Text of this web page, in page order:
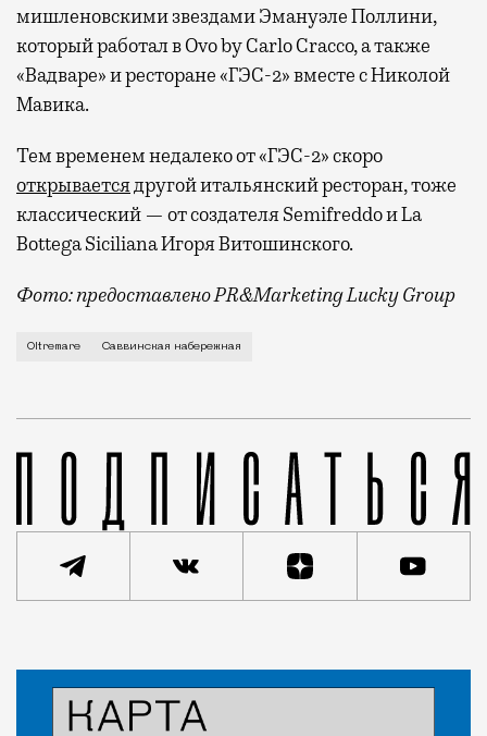
мишленовскими звездами Эмануэле Поллини,
который работал в Ovo by Carlo Cracco, а также
«Вадваре» и ресторане «ГЭС-2» вместе с Николой
Мавика.
Тем временем недалеко от «ГЭС-2» скоро
открываетсядругой итальянский ресторан, тоже
классический — от создателя Semifreddo и La
Bottega Siciliana Игоря Витошинского.
Фото: предоставлено PR&Marketing Lucky Group
Ресторанная империя Lucky Group, основанная в
Oltremare Саввинская набережная
Статья
Рестораны и бары
Николай Спиридонов